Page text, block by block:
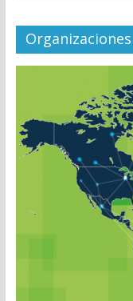
Organizaciones